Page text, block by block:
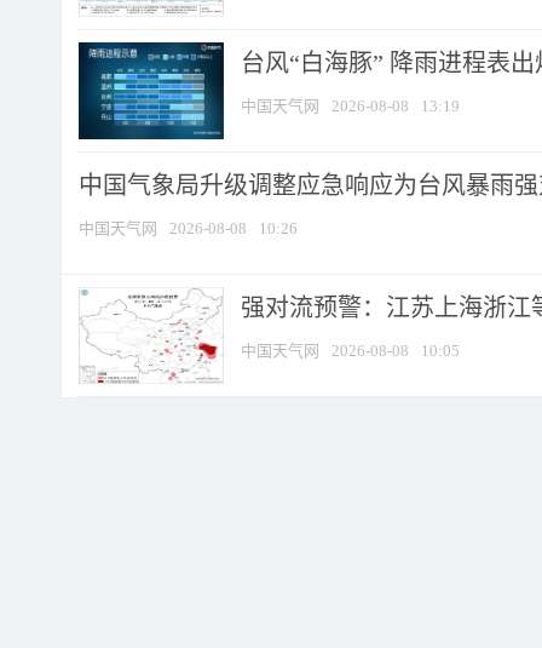
台风“白海豚” 降雨进程表
中国天气网 2026-08-08 13:19
中国气象局升级调整应急响应为台风暴雨
中国天气网 2026-08-08 10:26
强对流预警：江苏上海浙江
中国天气网 2026-08-08 10:05